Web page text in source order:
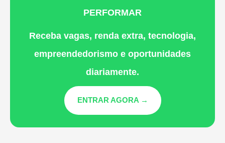
PERFORMAR
Receba vagas, renda extra, tecnologia,
empreendedorismo e oportunidades
diariamente.
ENTRAR AGORA →